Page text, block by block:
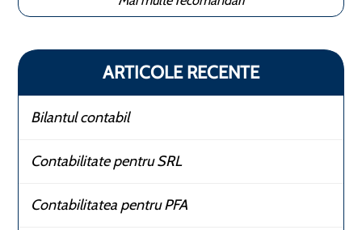
ARTICOLE RECENTE
Bilantul contabil
Contabilitate pentru SRL
Contabilitatea pentru PFA